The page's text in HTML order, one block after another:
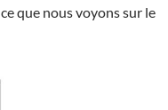
que nous voyons sur le